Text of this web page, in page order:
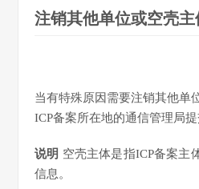
注销其他单位或空壳
当有特殊原因需要注销其他单
ICP备案所在地的通信管理局
说明 空壳主体是指ICP备案主
信息。